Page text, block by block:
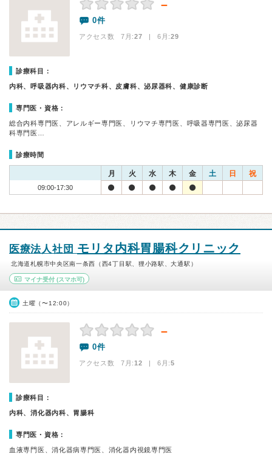
－
0件
アクセス数 7月:27 | 6月:29
診療科目：
内科、呼吸器内科、リウマチ科、皮膚科、泌尿器科、健康診断
専門医・資格：
総合内科専門医、アレルギー専門医、リウマチ専門医、呼吸器専門医、泌尿器
科専門医…
診療時間
月 火 水 木 金 土 日 祝
09:00-17:30
医療法人社団 モリタ内科胃腸科クリニック
北海道札幌市中央区南一条西（西4丁目駅、狸小路駅、大通駅）
マイナ受付 (スマホ可)
土曜（〜12:00）
－
0件
アクセス数 7月:12 | 6月:5
診療科目：
内科、消化器内科、胃腸科
専門医・資格：
血液専門医、消化器病専門医、消化器内視鏡専門医